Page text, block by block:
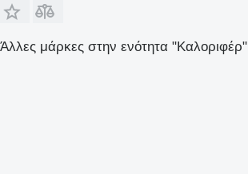
Άλλες μάρκες στην ενότητα "Καλοριφέρ"